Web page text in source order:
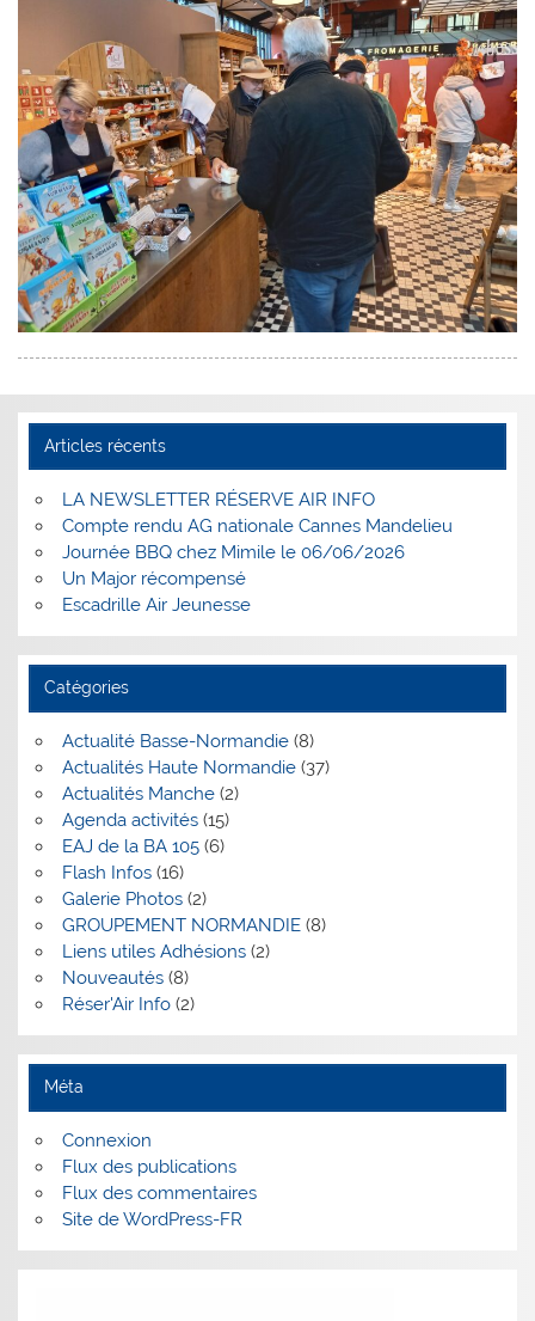
Articles récents
LA NEWSLETTER RÉSERVE AIR INFO
Compte rendu AG nationale Cannes Mandelieu
Journée BBQ chez Mimile le 06/06/2026
Un Major récompensé
Escadrille Air Jeunesse
Catégories
Actualité Basse-Normandie(8)
Actualités Haute Normandie(37)
Actualités Manche(2)
Agenda activités(15)
EAJ de la BA 105(6)
Flash Infos(16)
Galerie Photos(2)
GROUPEMENT NORMANDIE(8)
Liens utiles Adhésions(2)
Nouveautés(8)
Réser'Air Info(2)
Méta
Connexion
Flux des publications
Flux des commentaires
Site de WordPress-FR